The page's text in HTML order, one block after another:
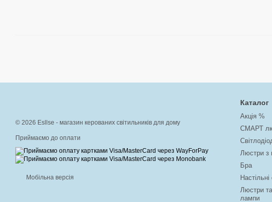
© 2026 Esllse - магазин керованих світильників для дому
Приймаємо до оплати
Мобільна версія
Каталог
Акція %
СМАРТ
Люстри з
Бра
Люстри та
лампи